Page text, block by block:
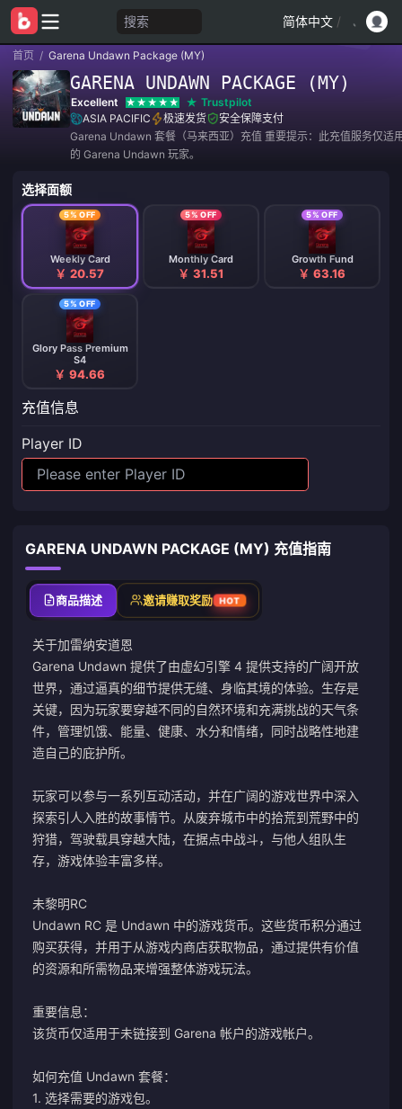
搜索 简体中文 /
首页 / Garena Undawn Package (MY)
GARENA UNDAWN PACKAGE (MY)
Excellent
Trustpilot
ASIA PACIFIC
极速发货
安全保障支付
Garena Undawn 套餐（马来西亚）充值 重要提示：此充值服务仅适
的 Garena Undawn 玩家。
选择面额
5% OFF
Weekly Card
￥ 20.57
5% OFF
Monthly Card
￥ 31.51
5% OFF
Growth Fund
￥ 63.16
5% OFF
Glory Pass Premium
S4
￥ 94.66
充值信息
Player ID
GARENA UNDAWN PACKAGE (MY) 充值指南
商品描述 邀请赚取奖励 HOT
关于加雷纳安道恩
Garena Undawn 提供了由虚幻引擎 4 提供支持的广阔开放
世界，通过逼真的细节提供无缝、身临其境的体验。生存是
关键，因为玩家要穿越不同的自然环境和充满挑战的天气条
件，管理饥饿、能量、健康、水分和情绪，同时战略性地建
造自己的庇护所。
玩家可以参与一系列互动活动，并在广阔的游戏世界中深入
探索引人入胜的故事情节。从废弃城市中的拾荒到荒野中的
狩猎，驾驶载具穿越大陆，在据点中战斗，与他人组队生
存，游戏体验丰富多样。
未黎明RC
Undawn RC 是 Undawn 中的游戏货币。这些货币积分通过
购买获得，并用于从游戏内商店获取物品，通过提供有价值
的资源和所需物品来增强整体游戏玩法。
重要信息：
该货币仅适用于未链接到 Garena 帐户的游戏帐户。
如何充值 Undawn 套餐：
1. 选择需要的游戏包。